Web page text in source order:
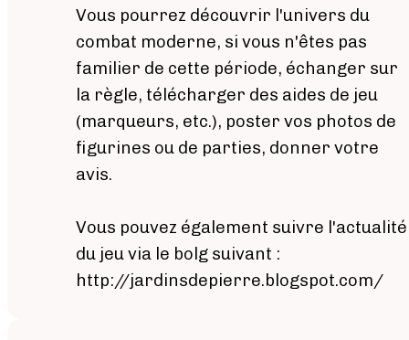
Vous pourrez découvrir l'univers du
combat moderne, si vous n'êtes pas
familier de cette période, échanger sur
la règle, télécharger des aides de jeu
(marqueurs, etc.), poster vos photos de
figurines ou de parties, donner votre
avis.
Vous pouvez également suivre l'actualité
du jeu via le bolg suivant :
http://jardinsdepierre.blogspot.com/